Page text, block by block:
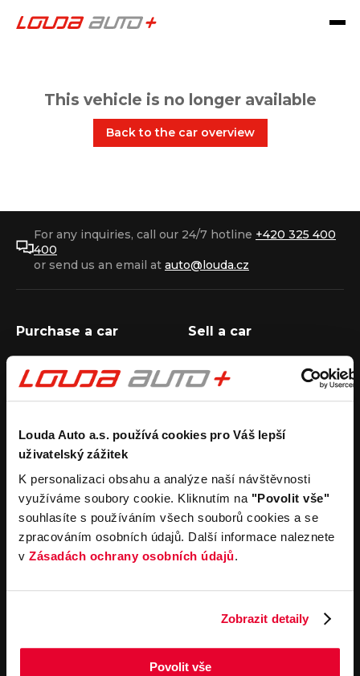
Louda Auto a.s. používá cookies pro Váš lepší
uživatelský zážitek
K personalizaci obsahu a analýze naší návštěvnosti
využíváme soubory cookie. Kliknutím na "Povolit vše"
souhlasíte s používáním všech souborů cookies a se
zpracováním osobních údajů. Další informace naleznete
v Zásadách ochrany osobních údajů.
Zobrazit detaily
Povolit vše
This vehicle is no longer available
Back to the car overview
For any inquiries, call our 24/7 hotline +420 325 400
400
or send us an email at auto@louda.cz
Purchase a car
Purchase a used car
Koupit užitkový vůz
Sell a car
obligation
Rental
Carsharing
Car rental
Operational leasing
Company
Louda Auto+ Poděbrady
Recreational cars
News
For the media
Career
General terms and
orders of motor vehicles
General terms and